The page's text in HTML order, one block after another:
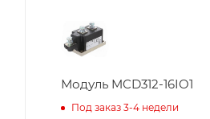
Модуль MCD312-16IO1
Под заказ 3-4 недели